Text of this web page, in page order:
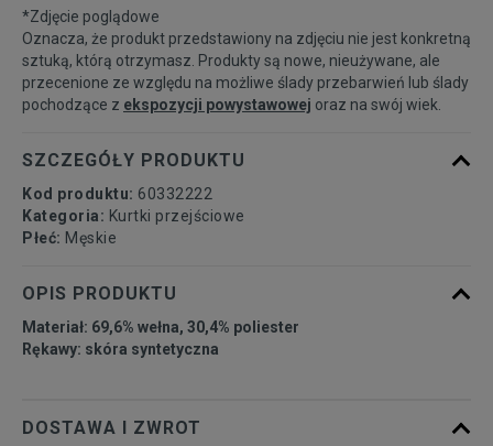
L
Powiadom o
dostępności
dostępności
*Zdjęcie poglądowe
Oznacza, że produkt przedstawiony na zdjęciu nie jest konkretną
sztuką, którą otrzymasz. Produkty są nowe, nieużywane, ale
przecenione ze względu na możliwe ślady przebarwień lub ślady
pochodzące z ekspozycji powystawowej oraz na swój wiek.
SZCZEGÓŁY PRODUKTU
Kod produktu: 60332222
Kategoria: Kurtki przejściowe
Płeć: Męskie
OPIS PRODUKTU
Materiał: 69,6% wełna, 30,4% poliester
Rękawy: skóra syntetyczna
DOSTAWA I ZWROT